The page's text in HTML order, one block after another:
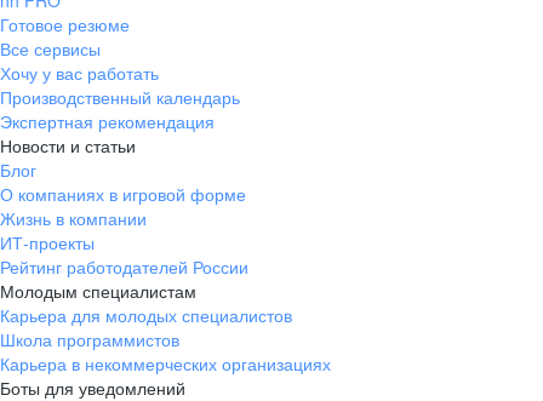
Готовое резюме
Все сервисы
Хочу у вас работать
Производственный календарь
Экспертная рекомендация
Новости и статьи
Блог
О компаниях в игровой форме
Жизнь в компании
ИТ-проекты
Рейтинг работодателей России
Молодым специалистам
Карьера для молодых специалистов
Школа программистов
Карьера в некоммерческих организациях
Боты для уведомлений